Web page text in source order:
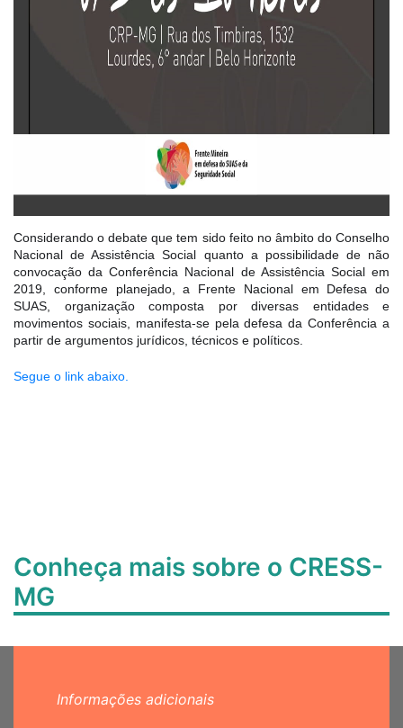
Considerando o debate que tem sido feito no âmbito do Conselho
Nacional de Assistência Social quanto a possibilidade de não
convocação da Conferência Nacional de Assistência Social em
2019, conforme planejado, a Frente Nacional em Defesa do
SUAS, organização composta por diversas entidades e
movimentos sociais, manifesta-se pela defesa da Conferência a
partir de argumentos jurídicos, técnicos e políticos.
Segue o link abaixo.
Conheça mais sobre o CRESS-
MG
Informações adicionais